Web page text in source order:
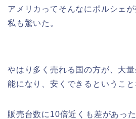
アメリカってそんなにポルシェ
私も驚いた。
やはり多く売れる国の方が、大
能になり、安くできるということ
販売台数に10倍近くも差があっ